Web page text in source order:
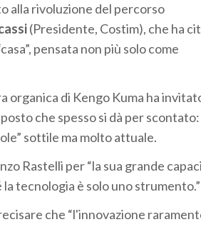
alla rivoluzione del percorso
(Presidente, Costim), che ha
pensata non più solo come
di Kengo Kuma ha
che spesso si dà per scontato:
sottile ma molto attuale.
Rastelli per “la sua grande
tecnologia è solo uno strumento.”
che “l'innovazione